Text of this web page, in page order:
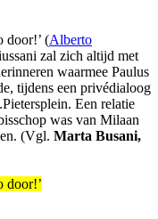
door!’ (Alberto
zal zich altijd met
waarmee Paulus
tijdens een privédialoog
Een relatie
was van Milaan
(Vgl. Marta Busani,
door!’